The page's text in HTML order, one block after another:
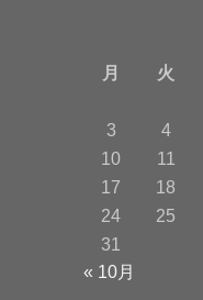
月
火
3
4
10
11
17
18
24
25
31
« 10月